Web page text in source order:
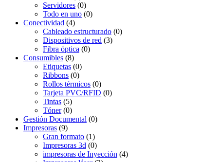
Servidores (0)
Todo en uno (0)
Conectividad (4)
Cableado estructurado (0)
Dispositivos de red (3)
Fibra óptica (0)
Consumibles (8)
Etiquetas (0)
Ribbons (0)
Rollos térmicos (0)
Tarjeta PVC/RFID (0)
Tintas (5)
Tóner (0)
Gestión Documental (0)
Impresoras (9)
Gran formato (1)
Impresoras 3d (0)
impresoras de Inyección (4)